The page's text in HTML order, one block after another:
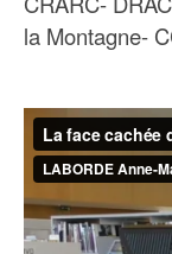
la Montagne-